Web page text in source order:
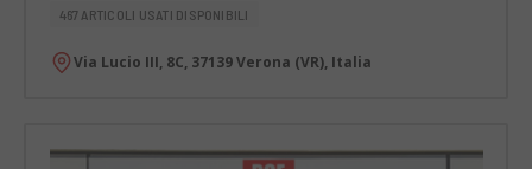
467 ARTICOLI USATI DISPONIBILI
Via Lucio III, 8C, 37139 Verona (VR), Italia